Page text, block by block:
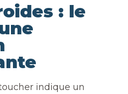
: le
indique un